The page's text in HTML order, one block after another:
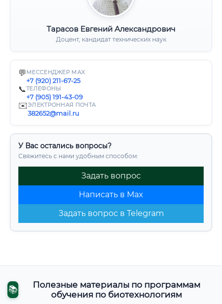
Тарасов Евгений Александрович
Доцент, кандидат технических наук
💬 МЕССЕНДЖЕР MAX
+7 (920) 211-67-25
📞ТЕЛЕФОНЫ
+7 (905) 191-43-09
✉️ЭЛЕКТРОННАЯ ПОЧТА
382652@mail.ru
У Вас остались вопросы?
Свяжитесь с нами удобным способом:
Задать вопрос
Написать в Max
Задать вопрос в Telegram
📚
Полезные материалы по программам
обучения по биотехнологиям